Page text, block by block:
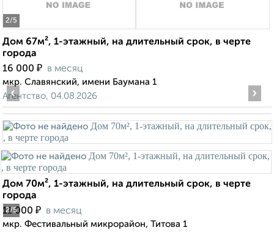
2/5
Дом 67м², 1-этажный, на длительный срок, в черте
города
16 000 ₽ в месяц
мкр. Славянский, имени Баумана 1
Агентство, 04.08.2026
2/5
‹ ›
Дом 70м², 1-этажный, на длительный срок, в черте
города
11 000 ₽ в месяц
мкр. Фестивальный микрорайон, Титова 1